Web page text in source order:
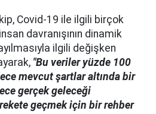
Covid-19 ile ilgili birçok
davranışının dinamik
ilgili değişken
"Bu veriler yüzde 100
mevcut şartlar altında bir
gerçek geleceği
geçmek için bir rehber